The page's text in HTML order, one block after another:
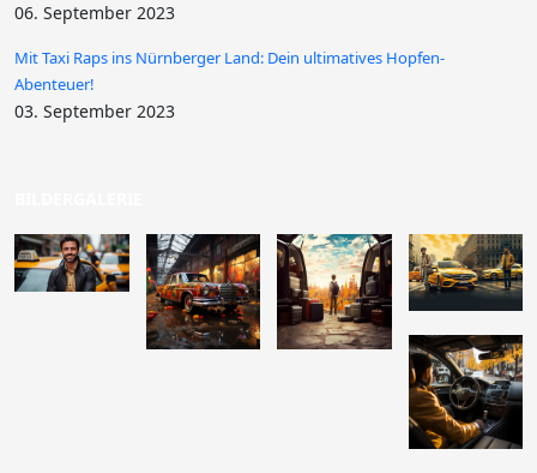
06. September 2023
Mit Taxi Raps ins Nürnberger Land: Dein ultimatives Hopfen-
Abenteuer!
03. September 2023